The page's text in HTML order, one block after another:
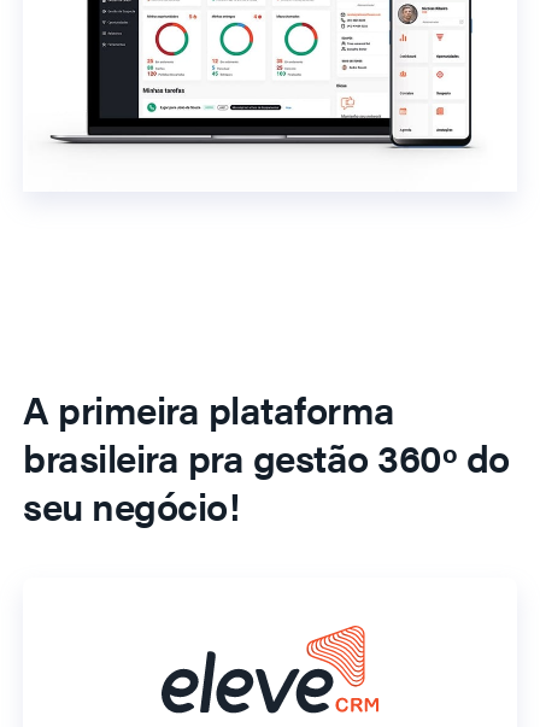
A primeira plataforma
brasileira pra gestão 360º do
seu negócio!